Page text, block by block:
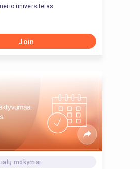
universitetas
Join
mokymai